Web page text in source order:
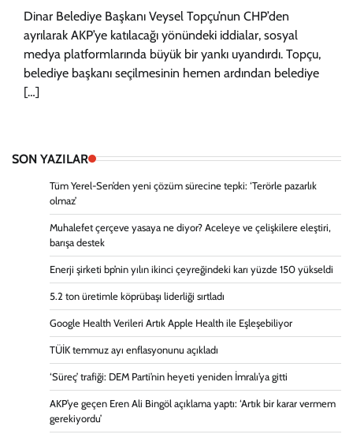
Dinar Belediye Başkanı Veysel Topçu’nun CHP’den
ayrılarak AKP’ye katılacağı yönündeki iddialar, sosyal
medya platformlarında büyük bir yankı uyandırdı. Topçu,
belediye başkanı seçilmesinin hemen ardından belediye
[…]
SON YAZILAR
Tüm Yerel-Sen’den yeni çözüm sürecine tepki: ‘Terörle pazarlık
olmaz’
Muhalefet çerçeve yasaya ne diyor? Aceleye ve çelişkilere eleştiri,
barışa destek
Enerji şirketi bp’nin yılın ikinci çeyreğindeki karı yüzde 150 yükseldi
5.2 ton üretimle köprübaşı liderliği sırtladı
Google Health Verileri Artık Apple Health ile Eşleşebiliyor
TÜİK temmuz ayı enflasyonunu açıkladı
‘Süreç’ trafiği: DEM Parti’nin heyeti yeniden İmralı’ya gitti
AKP’ye geçen Eren Ali Bingöl açıklama yaptı: ‘Artık bir karar vermem
gerekiyordu’